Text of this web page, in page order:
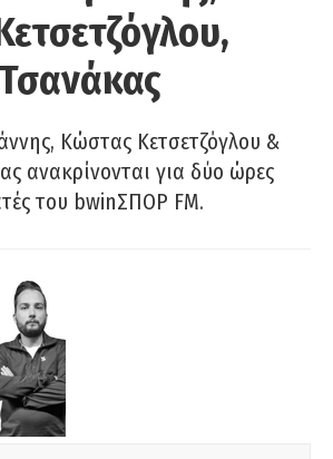
Κώστας Κετσετζόγλου &
ανακρίνονται για δύο ώρες
του bwinΣΠΟΡ FM.